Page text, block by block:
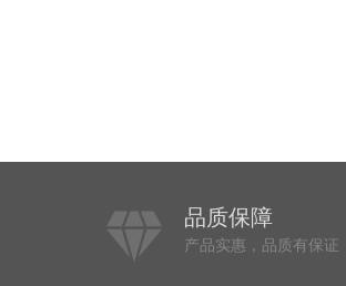
品质保障
产品实惠，品质有保证